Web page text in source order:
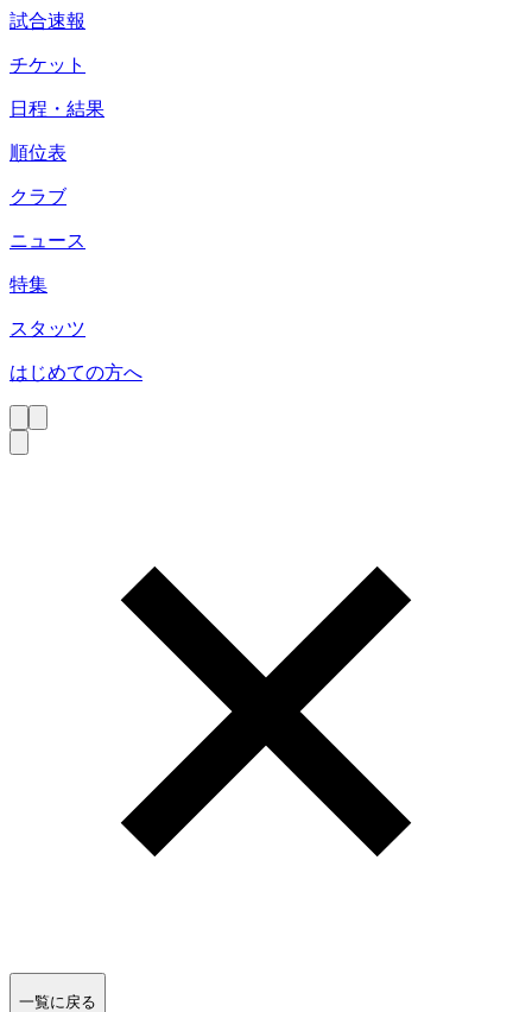
試合速報
チケット
日程・結果
順位表
クラブ
ニュース
特集
スタッツ
はじめての方へ
一覧に戻る